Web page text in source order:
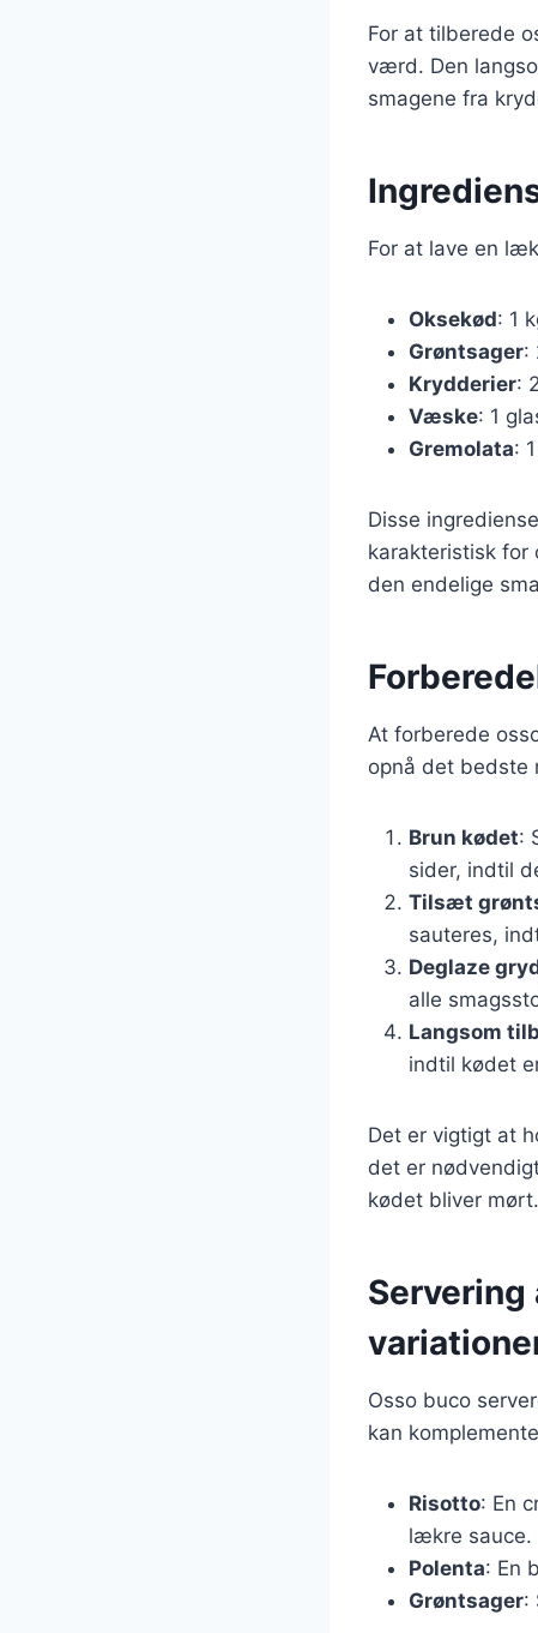
For at tilberede
værd. Den
smagene fra
For at lave en
Oksekød: 1
Grøntsager:
Krydderier:
Væske: 1
Gremolata:
Disse
karakteristisk for
den endelige
At forberede
opnå det bedste
Brun kødet:
sider, indtil
Tilsæt
sauteres,
Deglaze
alle
Langsom
indtil kødet
Det er vigtigt at
det er
kødet bliver mørt.
Osso buco
kan
Risotto: En
lækre sauce.
Polenta: En
Grøntsager: